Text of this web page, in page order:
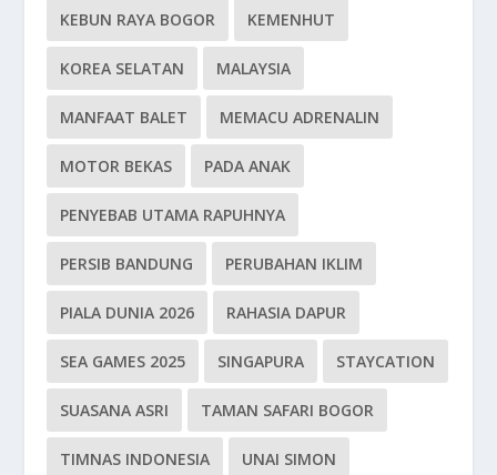
KEBUN RAYA BOGOR KEMENHUT
KOREA SELATAN MALAYSIA
MANFAAT BALET MEMACU ADRENALIN
MOTOR BEKAS PADA ANAK
PENYEBAB UTAMA RAPUHNYA
PERSIB BANDUNG PERUBAHAN IKLIM
PIALA DUNIA 2026 RAHASIA DAPUR
SEA GAMES 2025 SINGAPURA STAYCATION
SUASANA ASRI TAMAN SAFARI BOGOR
TIMNAS INDONESIA UNAI SIMON